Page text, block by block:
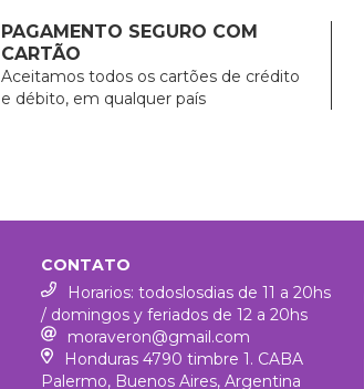
PAGAMENTO SEGURO COM
CARTÃO
Aceitamos todos os cartões de crédito
e débito, em qualquer país
CONTATO
Horarios: todoslosdias de 11 a 20hs
/ domingos y feriados de 12 a 20hs
moraveron@gmail.com
Honduras 4790 timbre 1. CABA
Palermo, Buenos Aires, Argentina